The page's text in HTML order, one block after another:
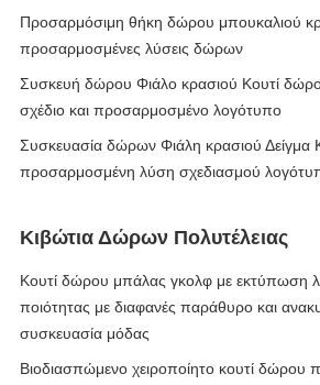
Προσαρμόσιμη θήκη δώρου μπουκαλιού
προσαρμοσμένες λύσεις δώρων
Συσκευή δώρου Φιάλο κρασιού Κουτί
σχέδιο και προσαρμοσμένο λογότυπο
Συσκευασία δώρων Φιάλη κρασιού Δείγμα
προσαρμοσμένη λύση σχεδιασμού
Κιβώτια Δώρων Πολυτέλειας
Κουτί δώρου μπάλας γκολφ με εκτύπωση
ποιότητας με διαφανές παράθυρο και
συσκευασία μόδας
Βιοδιασπώμενο χειροποίητο κουτί δώρου